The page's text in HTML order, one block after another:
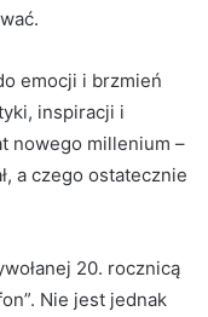
emocji i brzmień
inspiracji i
nowego millenium –
a czego ostatecznie
20. rocznicą
Nie jest jednak